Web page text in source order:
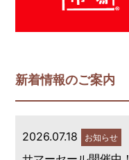
新着情報のご案内
2026.07.18 お知らせ